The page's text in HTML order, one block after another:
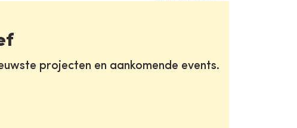
projecten en aankomende events.